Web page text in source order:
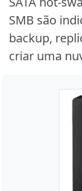
SMB são
backup,
criar uma